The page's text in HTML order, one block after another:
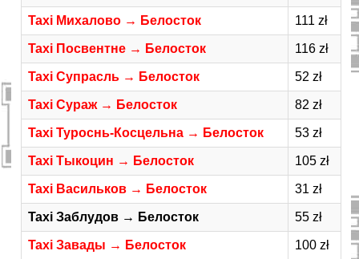
Taxi Михалово → Белосток 111 zł
Taxi Посвентне → Белосток 116 zł
Taxi Супрасль → Белосток 52 zł
Taxi Сураж → Белосток 82 zł
Taxi Туроснь-Косцельна → Белосток 53 zł
Taxi Тыкоцин → Белосток 105 zł
Taxi Васильков → Белосток 31 zł
Taxi Заблудов → Белосток 55 zł
Taxi Завады → Белосток 100 zł